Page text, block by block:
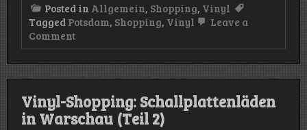
Posted in Allgemein, Shopping, Vinyl
Tagged Potsdam, Shopping, Vinyl
Leave a
Commenton
Vinyl-
Potsdam–
Silverspeed
Records
Vinyl-Shopping: Schallplattenläden
in Warschau (Teil 2)